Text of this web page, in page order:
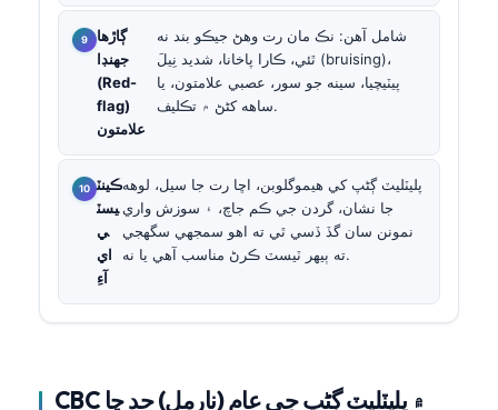
ڳاڙها
جھنڊا
(Red-
flag)
علامتون
شامل آهن: نڪ مان رت وهڻ جيڪو بند نه
ٿئي، ڪارا پاخانا، شديد نِيلَ (bruising)،
پيٽيچيا، سينه جو سور، عصبي علامتون، يا
ساهه کڻڻ ۾ تڪليف.
ڪينٽ
يسٽ
ي
اي
آءِ
پليٽليٽ ڳڻپ کي هيموگلوبن، اڇا رت جا سيل، لوهه
جا نشان، گردن جي ڪم جاچ، ۽ سوزش واري
نمونن سان گڏ ڏسي ٿي ته اهو سمجهي سگهجي
ته ٻيهر ٽيسٽ ڪرڻ مناسب آهي يا نه.
CBC ۾ پليٽليٽ ڳڻپ جي عام (نارمل) حد ڇا